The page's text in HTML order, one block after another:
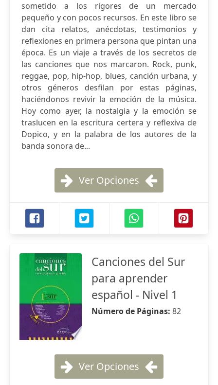
sometido a los rigores de un mercado
pequeño y con pocos recursos. En este libro se
dan cita relatos, anécdotas, testimonios y
reflexiones en primera persona que pintan una
época. Es un viaje a través de los secretos de
las canciones que nos marcaron. Rock, punk,
reggae, pop, hip-hop, blues, canción urbana, y
otros géneros desfilan por estas páginas,
haciéndonos revivir la emoción de la música.
Hoy como ayer, la nostalgia y la emoción se
traslucen en la escritura certera y reflexiva de
Dopico, y en la palabra de los autores de la
banda sonora de...
Ver Opciones
Canciones del Sur
para aprender
español - Nivel 1
Número de Páginas: 82
Ver Opciones